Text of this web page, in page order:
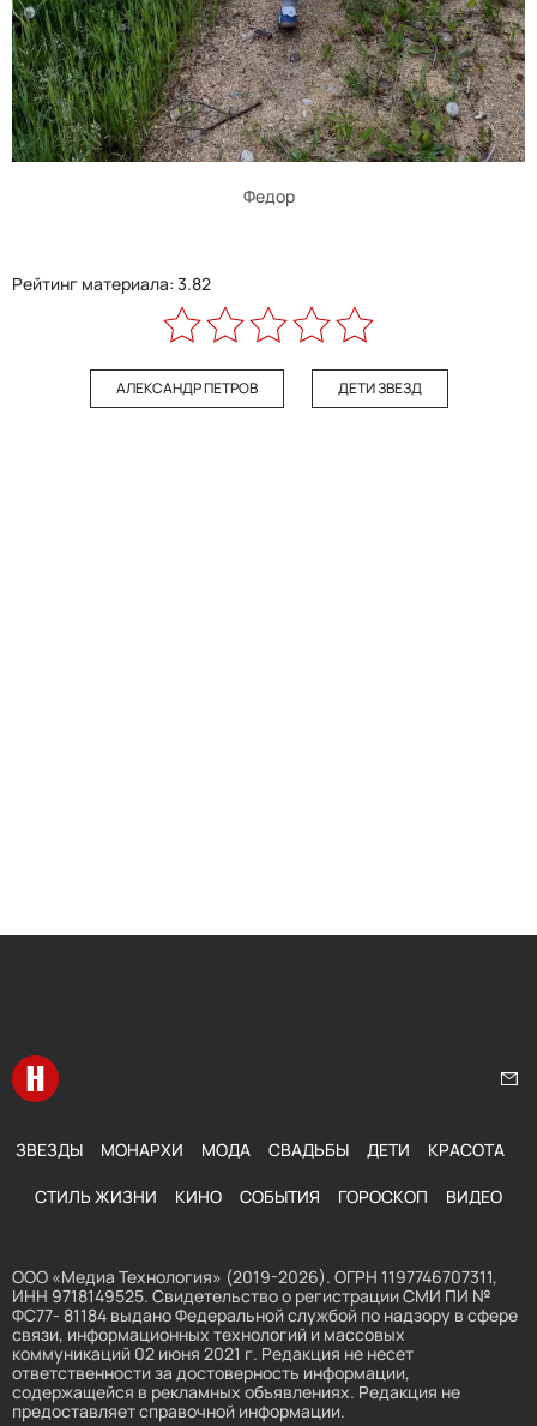
Федор
Рейтинг материала: 3.82
АЛЕКСАНДР ПЕТРОВ ДЕТИ ЗВЕЗД
Перейти на главную
ЗВЕЗДЫ МОНАРХИ МОДА СВАДЬБЫ ДЕТИ КРАСОТА
СТИЛЬ ЖИЗНИ КИНО СОБЫТИЯ ГОРОСКОП ВИДЕО
ООО «Медиа Технология» (2019-2026). ОГРН 1197746707311,
ИНН 9718149525. Свидетельство о регистрации СМИ ПИ №
ФС77- 81184 выдано Федеральной службой по надзору в сфере
связи, информационных технологий и массовых
коммуникаций 02 июня 2021 г. Редакция не несет
ответственности за достоверность информации,
содержащейся в рекламных объявлениях. Редакция не
предоставляет справочной информации.